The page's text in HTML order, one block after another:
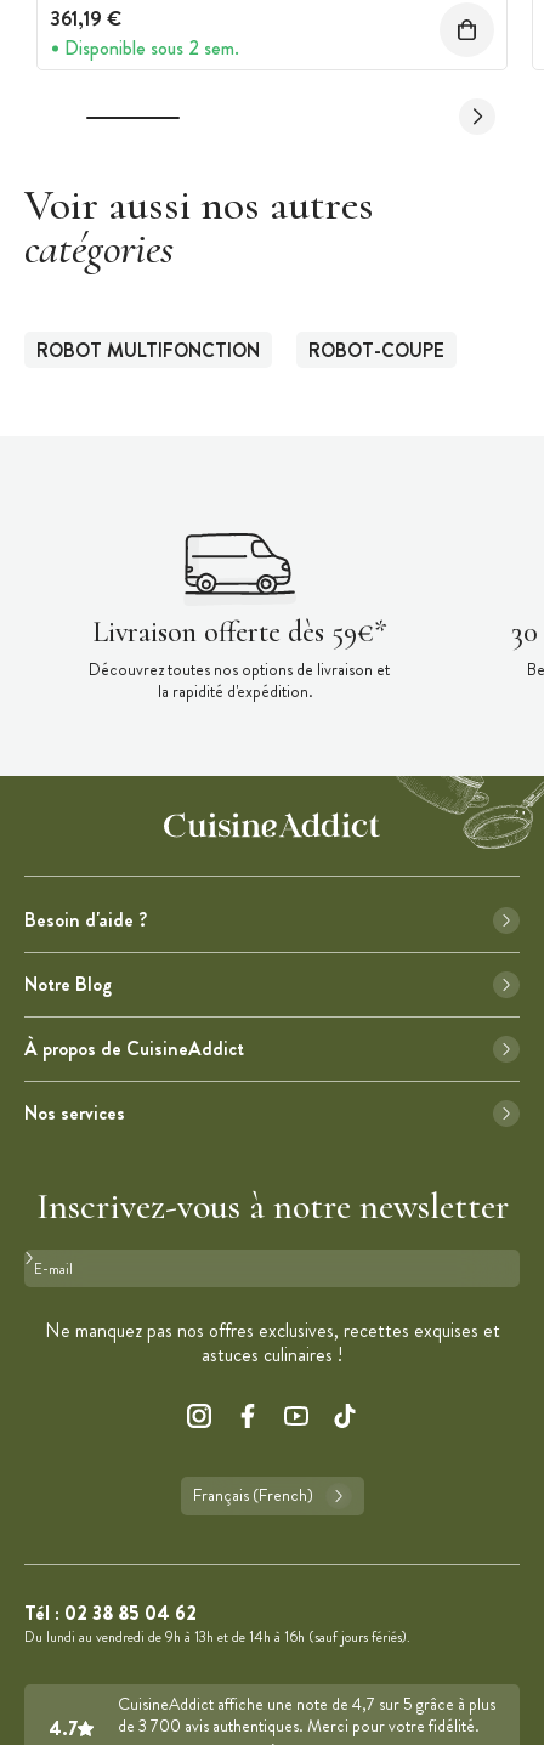
361,19 €
Disponible sous 2 sem.
Voir aussi nos autres
catégories
ROBOT MULTIFONCTION ROBOT-COUPE
Livraison offerte dès 59€*
Découvrez toutes nos options de livraison et
la rapidité d'expédition.
Besoin d'aide ?
Notre Blog
À propos de CuisineAddict
Nos services
Inscrivez-vous à notre newsletter
Format : adresse@email.com
Ne manquez pas nos offres exclusives, recettes exquises et
astuces culinaires !
Français (French)
Tél : 02 38 85 04 62
Du lundi au vendredi de 9h à 13h et de 14h à 16h (sauf jours fériés).
4.7
CuisineAddict affiche une note de 4,7 sur 5 grâce à plus
de 3 700 avis authentiques. Merci pour votre fidélité.